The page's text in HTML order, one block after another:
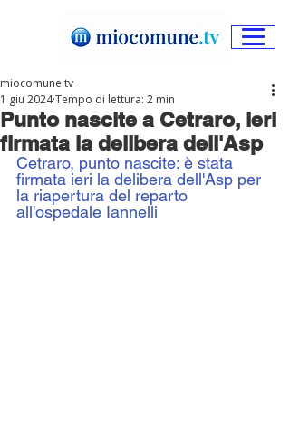
Punto nascite a Cetraro, ieri
firmata la delibera dell'Asp
miocomune.tv
1 giu 2024Tempo di lettura: 2 min
Cetraro, punto nascite: è stata
firmata ieri la delibera dell'Asp per
la riapertura del reparto
all'ospedale Iannelli